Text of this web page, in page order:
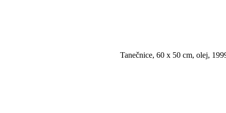
Tanečnice, 60 x 50 cm, olej,